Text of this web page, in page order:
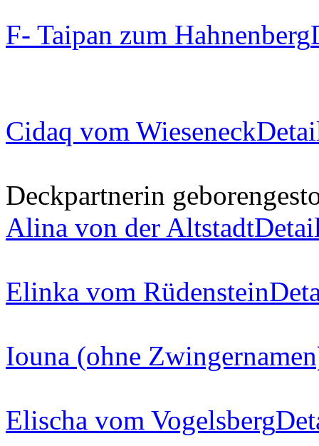
F- Taipan zum Hahnenberg
Cidaq vom Wieseneck
Deckpartnerin geboren
Alina von der Altstadt
Elinka vom Rüdenstein
Iouna (ohne
Elischa vom Vogelsberg